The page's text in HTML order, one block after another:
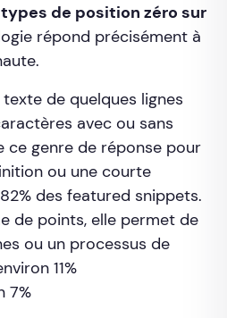
de position zéro sur
répond précisément à
de quelques lignes
avec ou sans
ce genre de réponse pour
ou une courte
des featured snippets.
de points, elle permet de
ou un processus de
11%
7%